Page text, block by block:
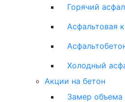
Горячий
Асфальтовая
Холодный
Акции на бетон
Замер объема